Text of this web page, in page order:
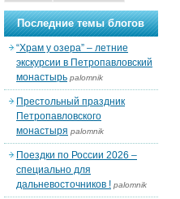
Последние темы блогов
“Храм у озера” – летние
экскурсии в Петропавловский
монастырь palomnik
Престольный праздник
Петропавловского
монастыря palomnik
Поездки по России 2026 –
специально для
дальневосточников ! palomnik